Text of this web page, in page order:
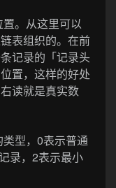
。从这里可以
表组织的。在前
记录的「记录头
置，这样的好处
读就是真实数
型，0表示普通
录，2表示最小